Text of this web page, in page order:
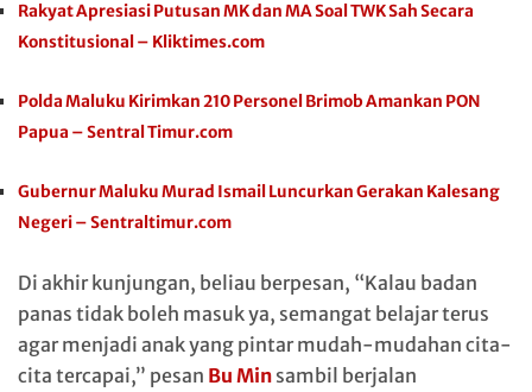
Rakyat Apresiasi Putusan MK dan MA Soal TWK Sah Secara
Konstitusional – Kliktimes.com
Polda Maluku Kirimkan 210 Personel Brimob Amankan PON
Papua – Sentral Timur.com
Gubernur Maluku Murad Ismail Luncurkan Gerakan Kalesang
Negeri – Sentraltimur.com
Di akhir kunjungan, beliau berpesan, “Kalau badan
panas tidak boleh masuk ya, semangat belajar terus
agar menjadi anak yang pintar mudah-mudahan cita-
cita tercapai,” pesan Bu Min sambil berjalan